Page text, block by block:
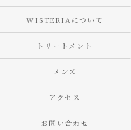
WISTERIAについて
トリートメント
メンズ
アクセス
お問い合わせ